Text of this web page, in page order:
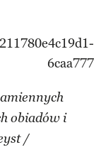
obiadów i
/